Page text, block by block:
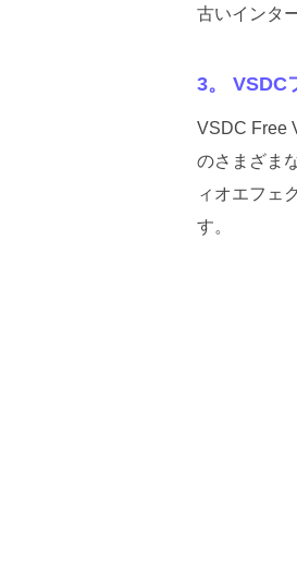
古いインタ
3。 VSDC
VSDC Free
のさまざま
ィオエフェ
す。